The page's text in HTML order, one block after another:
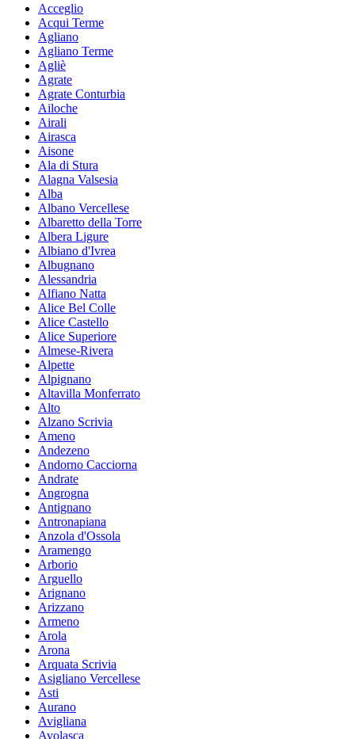
Acceglio
Acqui Terme
Agliano
Agliano Terme
Agliè
Agrate
Agrate Conturbia
Ailoche
Airali
Airasca
Aisone
Ala di Stura
Alagna Valsesia
Alba
Albano Vercellese
Albaretto della Torre
Albera Ligure
Albiano d'Ivrea
Albugnano
Alessandria
Alfiano Natta
Alice Bel Colle
Alice Castello
Alice Superiore
Almese-Rivera
Alpette
Alpignano
Altavilla Monferrato
Alto
Alzano Scrivia
Ameno
Andezeno
Andorno Cacciorna
Andrate
Angrogna
Antignano
Antronapiana
Anzola d'Ossola
Aramengo
Arborio
Arguello
Arignano
Arizzano
Armeno
Arola
Arona
Arquata Scrivia
Asigliano Vercellese
Asti
Aurano
Avigliana
Avolasca